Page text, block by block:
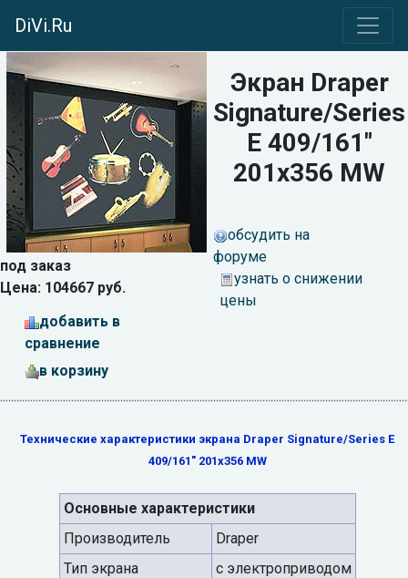
DiVi.Ru
под заказ
Цена: 104667 руб.
добавить в
сравнение
в корзину
Экран Draper
Signature/Series
E 409/161"
201x356 MW
обсудить на
форуме
узнать о снижении
цены
Технические характеристики экрана Draper Signature/Series E
409/161" 201x356 MW
Основные характеристики
Производитель
Draper
Тип экрана
с электроприводом